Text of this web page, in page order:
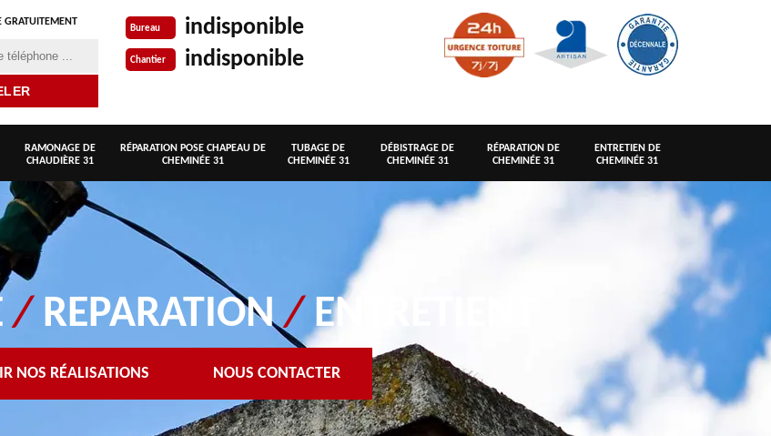
GRATUITEMENT
Bureau indisponible
Chantier indisponible
RAMONAGE DE
CHAUDIÈRE 31
RÉPARATION POSE CHAPEAU DE
CHEMINÉE 31
TUBAGE DE
CHEMINÉE 31
DÉBISTRAGE DE
CHEMINÉE 31
RÉPARATION DE
CHEMINÉE 31
ENTRETIEN DE
CHEMINÉE 31
/ REPARATION/ ENTRETIENT
NOS RÉALISATIONS NOUS CONTACTER